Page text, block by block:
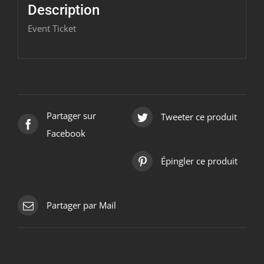
2017/12/02
Description
Event Ticket
Partager sur
Facebook
Tweeter ce produit
Épingler ce produit
Partager par Mail